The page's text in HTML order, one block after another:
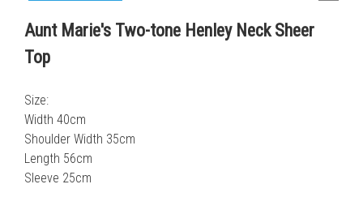
Aunt Marie's Two-tone Henley Neck Sheer
Top
Size:
Width 40cm
Shoulder Width 35cm
Length 56cm
Sleeve 25cm